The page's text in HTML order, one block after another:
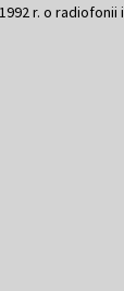
r. o radiofonii i